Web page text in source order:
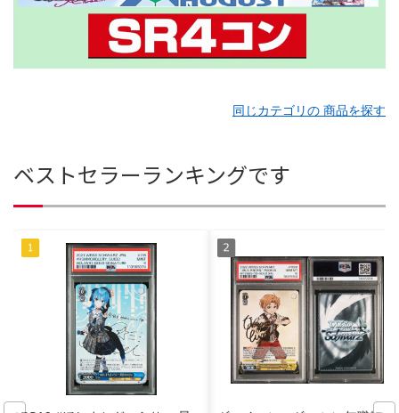
同じカテゴリの 商品を探す
ベストセラーランキングです